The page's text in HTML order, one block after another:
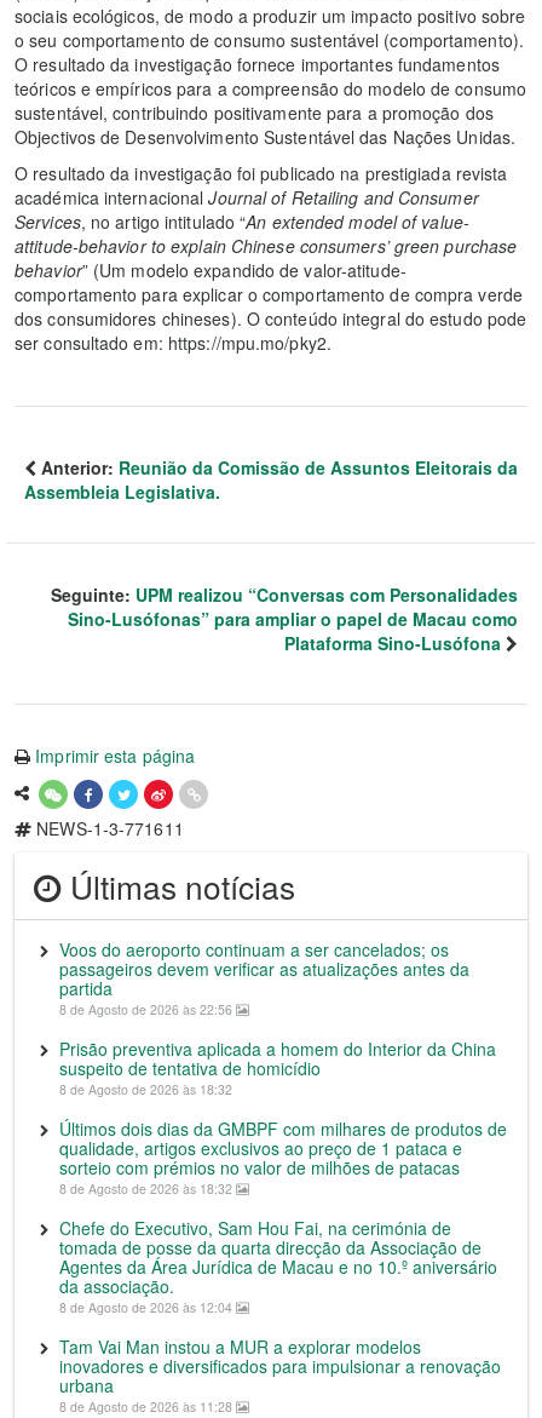
sociais ecológicos, de modo a produzir um impacto positivo sobre
o seu comportamento de consumo sustentável (comportamento).
O resultado da investigação fornece importantes fundamentos
teóricos e empíricos para a compreensão do modelo de consumo
sustentável, contribuindo positivamente para a promoção dos
Objectivos de Desenvolvimento Sustentável das Nações Unidas.
O resultado da investigação foi publicado na prestigiada revista
académica internacionalJournal of Retailing and Consumer
Services, no artigo intitulado “An extended model of value-
attitude-behavior to explain Chinese consumers’ green purchase
behavior” (Um modelo expandido de valor-atitude-
comportamento para explicar o comportamento de compra verde
dos consumidores chineses). O conteúdo integral do estudo pode
ser consultado em: https://mpu.mo/pky2.
Anterior: Reunião da Comissão de Assuntos Eleitorais da
Assembleia Legislativa.
Seguinte: UPM realizou “Conversas com Personalidades
Sino-Lusófonas” para ampliar o papel de Macau como
Plataforma Sino-Lusófona
Imprimir esta página
NEWS-1-3-771611
Últimas notícias
Voos do aeroporto continuam a ser cancelados; os
passageiros devem verificar as atualizações antes da
partida
8 de Agosto de 2026 às 22:56
Prisão preventiva aplicada a homem do Interior da China
suspeito de tentativa de homicídio
8 de Agosto de 2026 às 18:32
Últimos dois dias da GMBPF com milhares de produtos de
qualidade, artigos exclusivos ao preço de 1 pataca e
sorteio com prémios no valor de milhões de patacas
8 de Agosto de 2026 às 18:32
Chefe do Executivo, Sam Hou Fai, na cerimónia de
tomada de posse da quarta direcção da Associação de
Agentes da Área Jurídica de Macau e no 10.º aniversário
da associação.
8 de Agosto de 2026 às 12:04
Tam Vai Man instou a MUR a explorar modelos
inovadores e diversificados para impulsionar a renovação
urbana
8 de Agosto de 2026 às 11:28